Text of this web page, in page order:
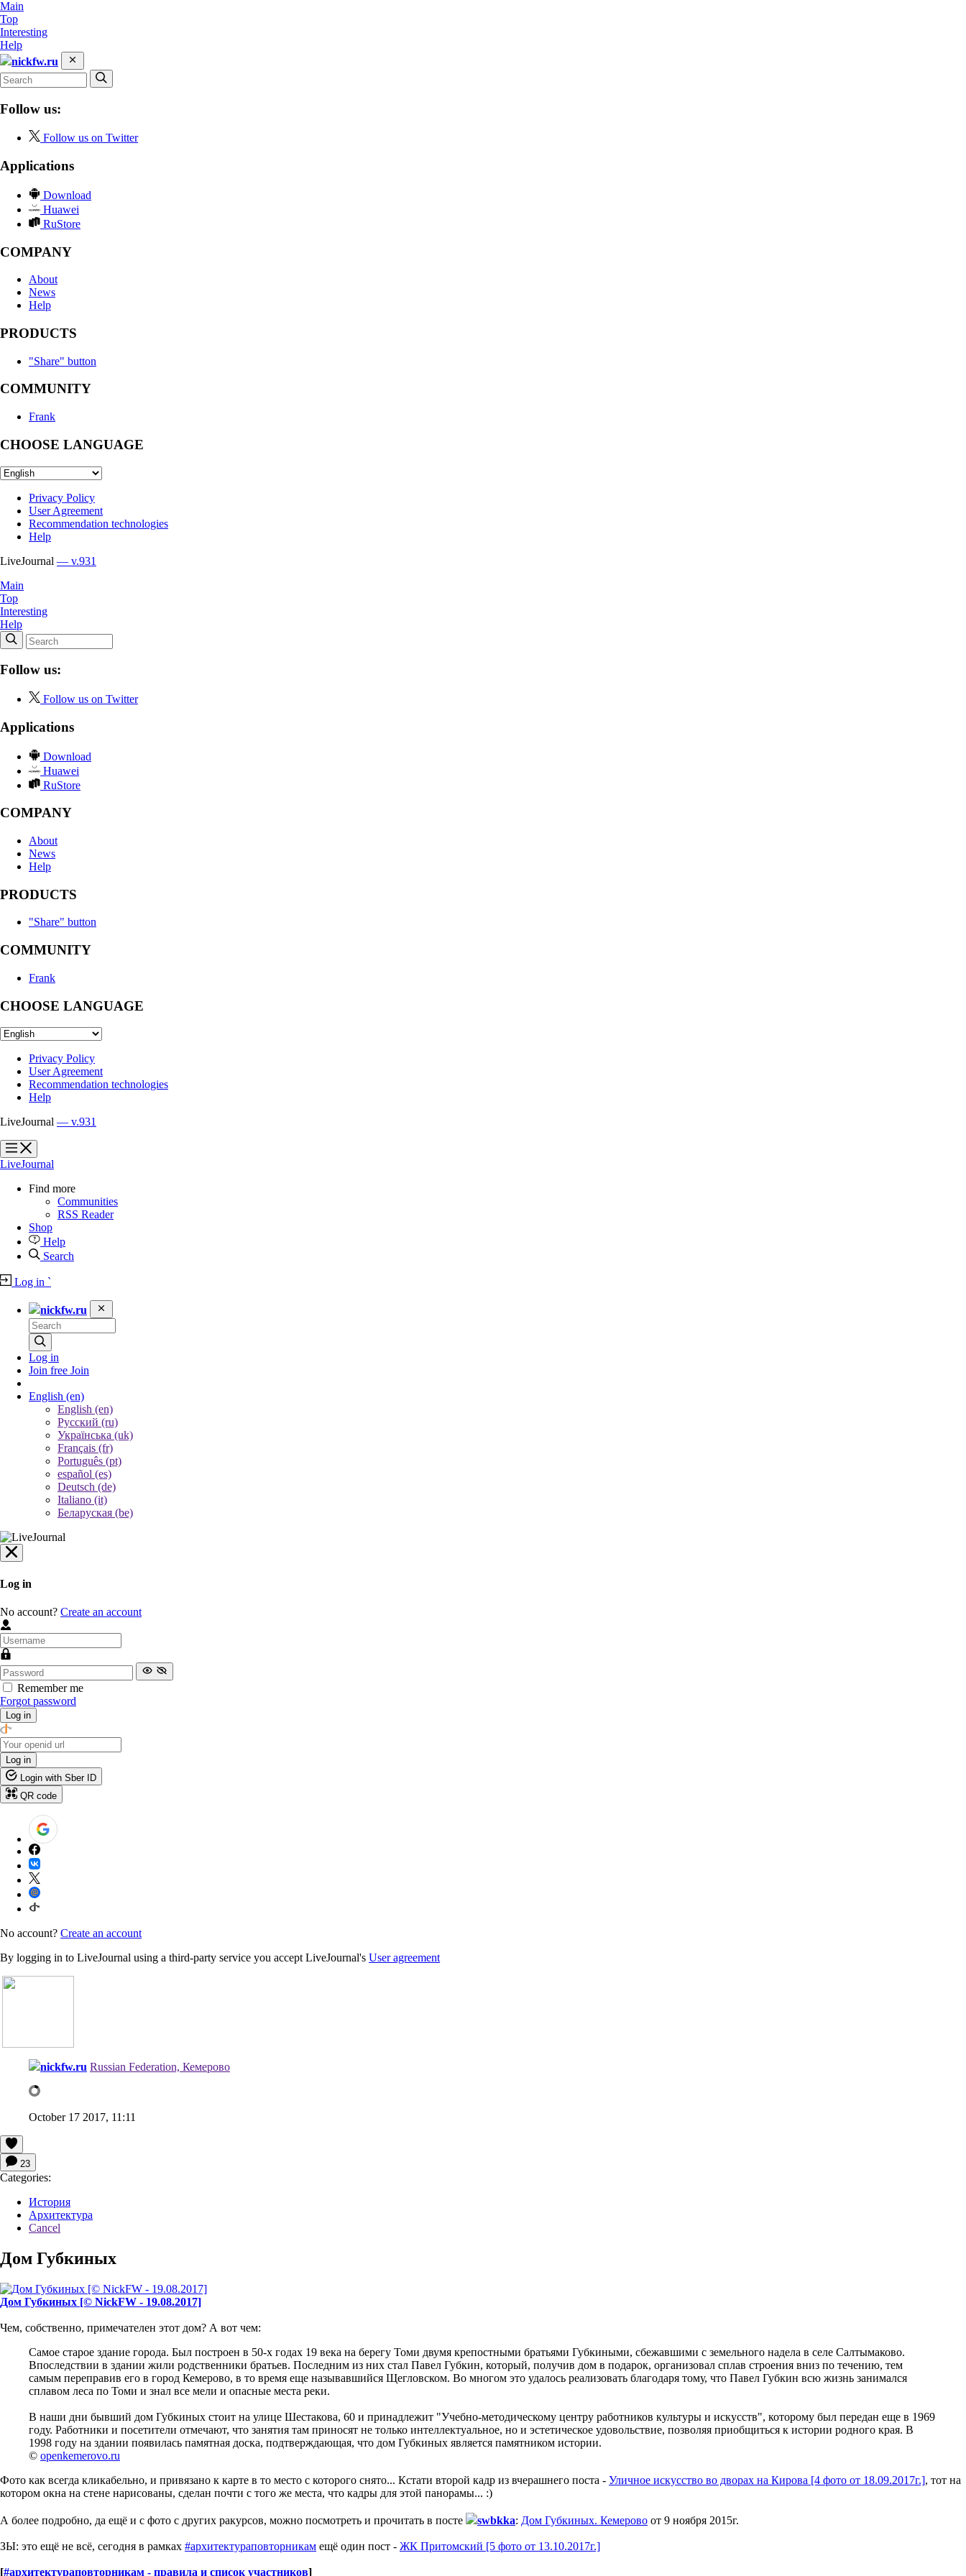
Main
Top
Interesting
Help
nickfw.ru
Follow us:
Follow us on Twitter
Applications
Download
Huawei
RuStore
COMPANY
About
News
Help
PRODUCTS
"Share" button
COMMUNITY
Frank
CHOOSE LANGUAGE
Privacy Policy
User Agreement
Recommendation technologies
Help
LiveJournal — v.931
Main
Top
Interesting
Help
Follow us:
Follow us on Twitter
Applications
Download
Huawei
RuStore
COMPANY
About
News
Help
PRODUCTS
"Share" button
COMMUNITY
Frank
CHOOSE LANGUAGE
Privacy Policy
User Agreement
Recommendation technologies
Help
LiveJournal — v.931
?
?
LiveJournal
Find more
Communities
RSS Reader
Shop
Help
Search
Log in `
nickfw.ru
Log in
Join free Join
English (en)
English (en)
Русский (ru)
Українська (uk)
Français (fr)
Português (pt)
español (es)
Deutsch (de)
Italiano (it)
Беларуская (be)
Log in
No account? Create an account
Remember me
Forgot password
Log in
Log in
Login with Sber ID
QR code
No account? Create an account
By logging in to LiveJournal using a third-party service you accept LiveJournal's User agreement
nickfw.ru Russian Federation, Кемерово
October 17 2017, 11:11
23
Categories:
История
Архитектура
Cancel
Дом Губкиных
Дом Губкиных [© NickFW - 19.08.2017]
Чем, собственно, примечателен этот дом? А вот чем:
Самое старое здание города. Был построен в 50-х годах 19 века на берегу Томи двумя крепостными братьями Губкиными, сбежавшими с земельного надела в селе Салтымаково.
Впоследствии в здании жили родственники братьев. Последним из них стал Павел Губкин, который, получив дом в подарок, организовал сплав строения вниз по течению, тем
самым переправив его в город Кемерово, в то время еще называвшийся Щегловском. Во многом это удалось реализовать благодаря тому, что Павел Губкин всю жизнь занимался
сплавом леса по Томи и знал все мели и опасные места реки.
В наши дни бывший дом Губкиных стоит на улице Шестакова, 60 и принадлежит "Учебно-методическому центру работников культуры и искусств", которому был передан еще в 1969
году. Работники и посетители отмечают, что занятия там приносят не только интеллектуальное, но и эстетическое удовольствие, позволяя приобщиться к истории родного края. В
1998 году на здании появилась памятная доска, подтверждающая, что дом Губкиных является памятником истории.
© openkemerovo.ru
Фото как всегда кликабельно, и привязано к карте в то место с которого снято... Кстати второй кадр из вчерашнего поста - Уличное искусство во дворах на Кирова [4 фото от 18.09.2017г.], тот на
котором окна на стене нарисованы, сделан почти с того же места, что кадры для этой панорамы... :)
А более подробно, да ещё и с фото с других ракурсов, можно посмотреть и прочитать в посте swbkka: Дом Губкиных. Кемерово от 9 ноября 2015г.
ЗЫ: это ещё не всё, сегодня в рамках #архитектураповторникам ещё один пост - ЖК Притомский [5 фото от 13.10.2017г.]
[#архитектураповторникам - правила и список участников]